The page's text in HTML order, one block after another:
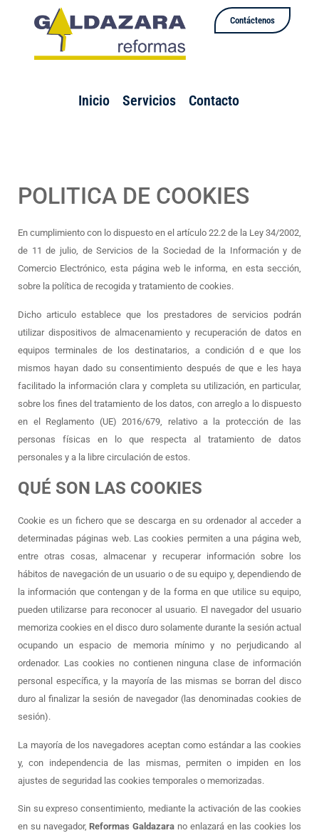
Contáctenos
Inicio Servicios Contacto
POLITICA DE COOKIES
En cumplimiento con lo dispuesto en el artículo 22.2 de la Ley 34/2002,
de 11 de julio, de Servicios de la Sociedad de la Información y de
Comercio Electrónico, esta página web le informa, en esta sección,
sobre la política de recogida y tratamiento de cookies.
Dicho articulo establece que los prestadores de servicios podrán
utilizar dispositivos de almacenamiento y recuperación de datos en
equipos terminales de los destinatarios, a condición d e que los
mismos hayan dado su consentimiento después de que e les haya
facilitado la información clara y completa su utilización, en particular,
sobre los fines del tratamiento de los datos, con arreglo a lo dispuesto
en el Reglamento (UE) 2016/679, relativo a la protección de las
personas físicas en lo que respecta al tratamiento de datos
personales y a la libre circulación de estos.
QUÉ SON LAS COOKIES
Cookie es un fichero que se descarga en su ordenador al acceder a
determinadas páginas web. Las cookies permiten a una página web,
entre otras cosas, almacenar y recuperar información sobre los
hábitos de navegación de un usuario o de su equipo y, dependiendo de
la información que contengan y de la forma en que utilice su equipo,
pueden utilizarse para reconocer al usuario. El navegador del usuario
memoriza cookies en el disco duro solamente durante la sesión actual
ocupando un espacio de memoria mínimo y no perjudicando al
ordenador. Las cookies no contienen ninguna clase de información
personal específica, y la mayoría de las mismas se borran del disco
duro al finalizar la sesión de navegador (las denominadas cookies de
sesión).
La mayoría de los navegadores aceptan como estándar a las cookies
y, con independencia de las mismas, permiten o impiden en los
ajustes de seguridad las cookies temporales o memorizadas.
Sin su expreso consentimiento, mediante la activación de las cookies
en su navegador,Reformas Galdazara no enlazará en las cookies los